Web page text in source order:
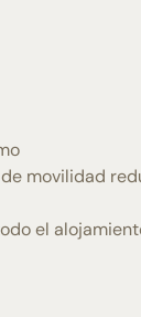
movilidad
el